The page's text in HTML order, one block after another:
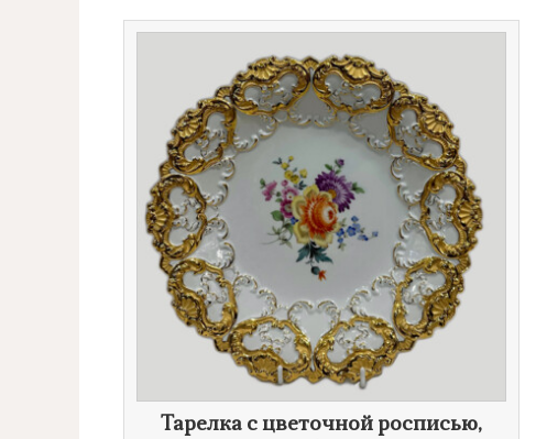
Тарелка с цветочной росписью,